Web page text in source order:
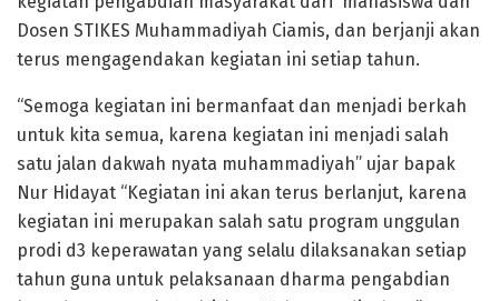
Dosen STIKES Muhammadiyah Ciamis, dan berjanji akan
terus mengagendakan kegiatan ini setiap tahun.
“Semoga kegiatan ini bermanfaat dan menjadi berkah
untuk kita semua, karena kegiatan ini menjadi salah
satu jalan dakwah nyata muhammadiyah” ujar bapak
Nur Hidayat “Kegiatan ini akan terus berlanjut, karena
kegiatan ini merupakan salah satu program unggulan
prodi d3 keperawatan yang selalu dilaksanakan setiap
tahun guna untuk pelaksanaan dharma pengabdian